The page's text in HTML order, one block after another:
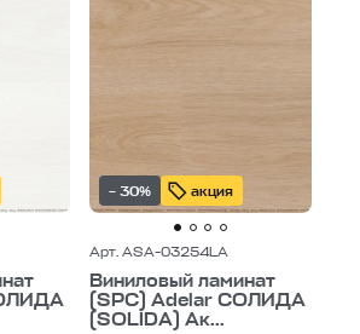
– 30% акция
Арт. ASA-03254LA
Виниловый ламинат
(SPC) Adelar СОЛИДА
(SOLIDA) Ак...